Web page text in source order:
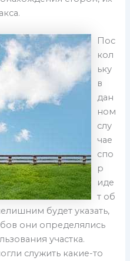
Пос
кол
ьку
в
дан
ном
слу
чае
спо
р
иде
т об
будет указать,
они определялись
участка.
служить какие-то